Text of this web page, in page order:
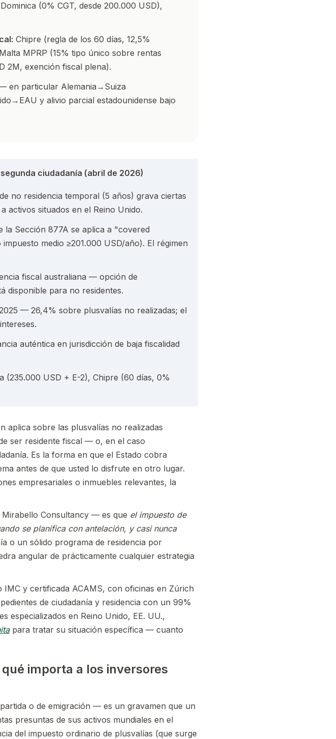
(0% CGT, desde 200.000 USD),
Chipre (regla de los 60 días, 12,5%
MPRP (15% tipo único sobre rentas
2M, exención fiscal plena).
en particular Alemania→Suiza
y alivio parcial estadounidense bajo
ciudadanía (abril de 2026)
no residencia temporal (5 años) grava ciertas
activos situados en el Reino Unido.
la Sección 877A se aplica a "covered
medio ≥201.000 USD/año). El régimen
fiscal australiana — opción de
disponible para no residentes.
— 26,4% sobre plusvalías no realizadas; el
auténtica en jurisdicción de baja fiscalidad
(235.000 USD + E-2), Chipre (60 días, 0%
aplica sobre las plusvalías no realizadas
ser residente fiscal — o, en el caso
Es la forma en que el Estado cobra
antes de que usted lo disfrute en otro lugar.
empresariales o inmuebles relevantes, la
Consultancy — es que el impuesto de
se planifica con antelación, y casi nunca
o un sólido programa de residencia por
angular de prácticamente cualquier estrategia
y certificada ACAMS, con oficinas en Zúrich
de ciudadanía y residencia con un 99%
especializados en Reino Unido, EE. UU.,
para tratar su situación específica — cuanto
importa a los inversores
o de emigración — es un gravamen que un
presuntas de sus activos mundiales en el
del impuesto ordinario de plusvalías (que surge